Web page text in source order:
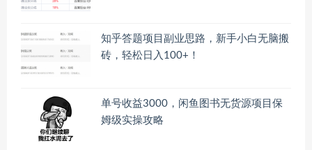
知乎答题项目副业思路，新手小白无脑搬
砖，轻松日入100+！
单号收益3000，闲鱼图书无货源项目保
姆级实操攻略